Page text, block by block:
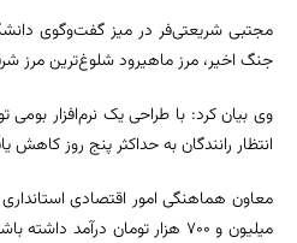
مجتبی شریعتی‌فر در میز گفت‌وگوی
جنگ اخیر، مرز ماهیرود شلوغ‌ترین مرز
وی بیان کرد: با طراحی یک نرم‌افزار
انتظار رانندگان به حداکثر پنج روز کاهش